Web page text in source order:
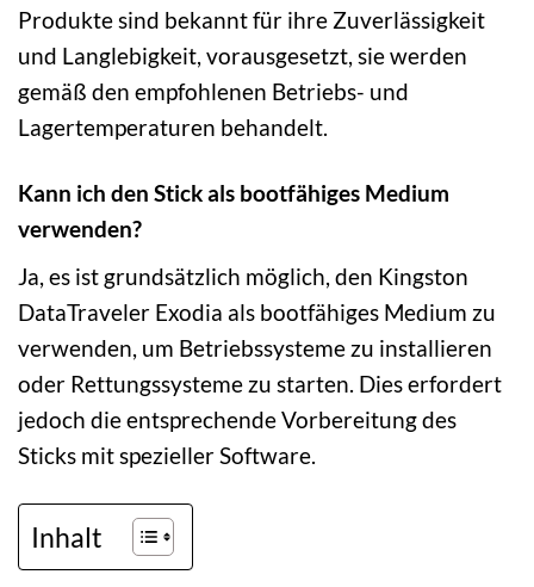
Produkte sind bekannt für ihre Zuverlässigkeit
und Langlebigkeit, vorausgesetzt, sie werden
gemäß den empfohlenen Betriebs- und
Lagertemperaturen behandelt.
Kann ich den Stick als bootfähiges Medium
verwenden?
Ja, es ist grundsätzlich möglich, den Kingston
DataTraveler Exodia als bootfähiges Medium zu
verwenden, um Betriebssysteme zu installieren
oder Rettungssysteme zu starten. Dies erfordert
jedoch die entsprechende Vorbereitung des
Sticks mit spezieller Software.
Inhalt